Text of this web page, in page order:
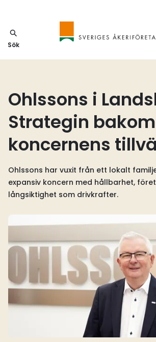
Sök
Ohlssons i
Strategin bakom
koncernens
Ohlssons har vuxit från ett lokalt
expansiv koncern med hållbarhet,
långsiktighet som drivkrafter.